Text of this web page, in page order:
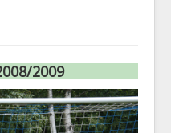
2009